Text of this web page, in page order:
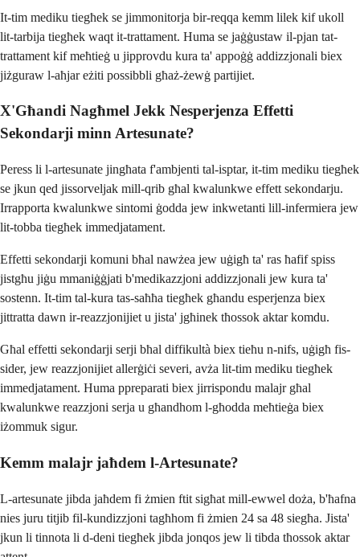
It-tim mediku tiegħek se jimmonitorja bir-reqqa kemm lilek kif ukoll
lit-tarbija tiegħek waqt it-trattament. Huma se jaġġustaw il-pjan tat-
trattament kif meħtieġ u jipprovdu kura ta' appoġġ addizzjonali biex
jiżguraw l-aħjar eżiti possibbli għaż-żewġ partijiet.
X'Għandi Nagħmel Jekk Nesperjenza Effetti
Sekondarji minn Artesunate?
Peress li l-artesunate jingħata f'ambjenti tal-isptar, it-tim mediku tiegħek
se jkun qed jissorveljak mill-qrib għal kwalunkwe effett sekondarju.
Irrapporta kwalunkwe sintomi ġodda jew inkwetanti lill-infermiera jew
lit-tobba tiegħek immedjatament.
Effetti sekondarji komuni bħal nawżea jew uġigħ ta' ras ħafif spiss
jistgħu jiġu mmaniġġjati b'medikazzjoni addizzjonali jew kura ta'
sostenn. It-tim tal-kura tas-saħħa tiegħek għandu esperjenza biex
jittratta dawn ir-reazzjonijiet u jista' jgħinek tħossok aktar komdu.
Għal effetti sekondarji serji bħal diffikultà biex tieħu n-nifs, uġigħ fis-
sider, jew reazzjonijiet allerġiċi severi, avża lit-tim mediku tiegħek
immedjatament. Huma ppreparati biex jirrispondu malajr għal
kwalunkwe reazzjoni serja u għandhom l-għodda meħtieġa biex
iżommuk sigur.
Kemm malajr jaħdem l-Artesunate?
L-artesunate jibda jaħdem fi żmien ftit sigħat mill-ewwel doża, b'ħafna
nies juru titjib fil-kundizzjoni tagħhom fi żmien 24 sa 48 siegħa. Jista'
jkun li tinnota li d-deni tiegħek jibda jonqos jew li tibda tħossok aktar